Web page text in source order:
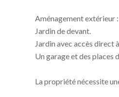
Aménagement extérieur :
Jardin de devant.
Jardin avec accès direct
Un garage et des
La propriété nécessite